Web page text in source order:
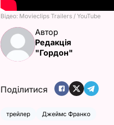
Автор
Редакція
"Гордон"
Поділитися
трейлер Джеймс Франко